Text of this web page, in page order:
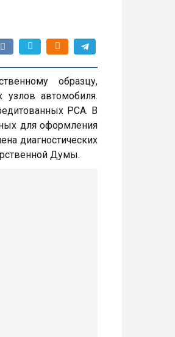
образцу,
автомобиля.
РСА. В
для оформления
диагностических
Думы.